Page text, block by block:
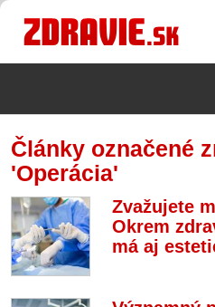
Články označené
'Operácia'
Zvažujete
Okrem
má aj